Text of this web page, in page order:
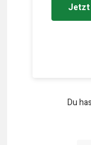
Jetzt
Du